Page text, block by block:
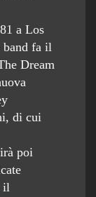
a Los
band fa il
Dream
di cui
poi
il